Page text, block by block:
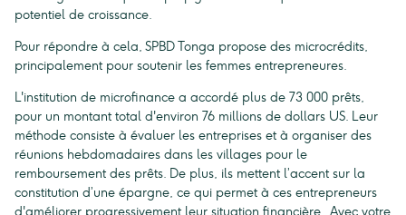
potentiel de croissance.
Pour répondre à cela, SPBD Tonga propose des microcrédits,
principalement pour soutenir les femmes entrepreneures.
L'institution de microfinance a accordé plus de 73 000 prêts,
pour un montant total d'environ 76 millions de dollars US. Leur
méthode consiste à évaluer les entreprises et à organiser des
réunions hebdomadaires dans les villages pour le
remboursement des prêts. De plus, ils mettent l’accent sur la
constitution d’une épargne, ce qui permet à ces entrepreneurs
d'améliorer progressivement leur situation financière. Avec votre